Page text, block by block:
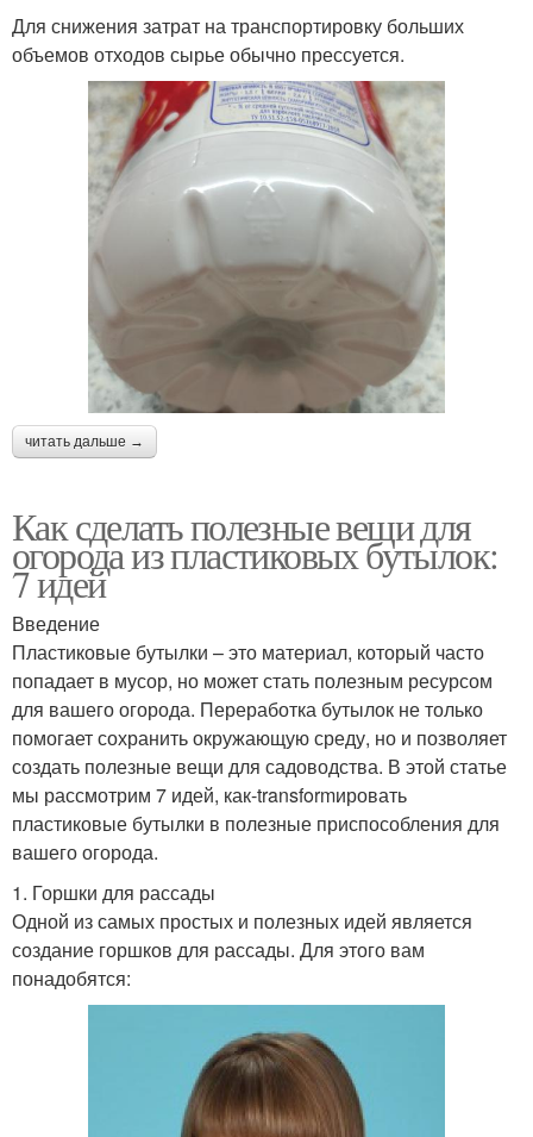
Для снижения затрат на транспортировку больших
объемов отходов сырье обычно прессуется.
читать дальше →
Как сделать полезные вещи для
огорода из пластиковых бутылок:
7 идей
Введение
Пластиковые бутылки – это материал, который часто
попадает в мусор, но может стать полезным ресурсом
для вашего огорода. Переработка бутылок не только
помогает сохранить окружающую среду, но и позволяет
создать полезные вещи для садоводства. В этой статье
мы рассмотрим 7 идей, как-transformировать
пластиковые бутылки в полезные приспособления для
вашего огорода.
1. Горшки для рассады
Одной из самых простых и полезных идей является
создание горшков для рассады. Для этого вам
понадобятся: